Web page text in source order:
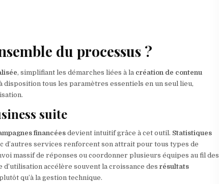
du processus ?
, simplifiant les démarches liées à la création de contenu
tous les paramètres essentiels en un seul lieu,
suite
financéesdevient intuitif grâce à cet outil. Statistiques
d’autres services renforcent son attrait pour tous types de
massif de réponses ou coordonner plusieurs équipes au fil des
accélère souvent la croissance desrésultats
qu’à la gestion technique.